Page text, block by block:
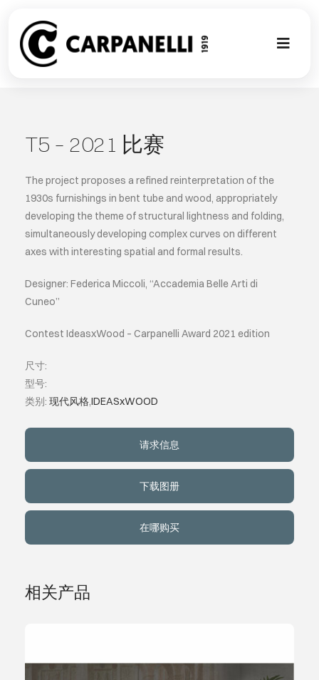
content
Toggle
现代风格
古典风格
T5 – 2021 比赛
The project proposes a refined reinterpretation of the
1930s furnishings in bent tube and wood, appropriately
developing the theme of structural lightness and folding,
simultaneously developing complex curves on different
axes with interesting spatial and formal results.
Designer: Federica Miccoli, “Accademia Belle Arti di
Cuneo”
Contest IdeasxWood – Carpanelli Award 2021 edition
尺寸:
型号:
类别: 现代风格,IDEASxWOOD
请求信息
下载图册
在哪购买
相关产品